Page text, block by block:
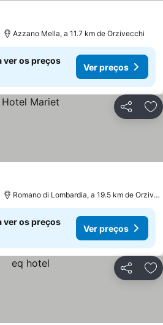
Azzano Mella, a 11.7 km de Orzivecchi
ver os preços
Ver preços
Partilhar
Romano di Lombardia, a 19.5 km de
ver os preços
Ver preços
Partilhar